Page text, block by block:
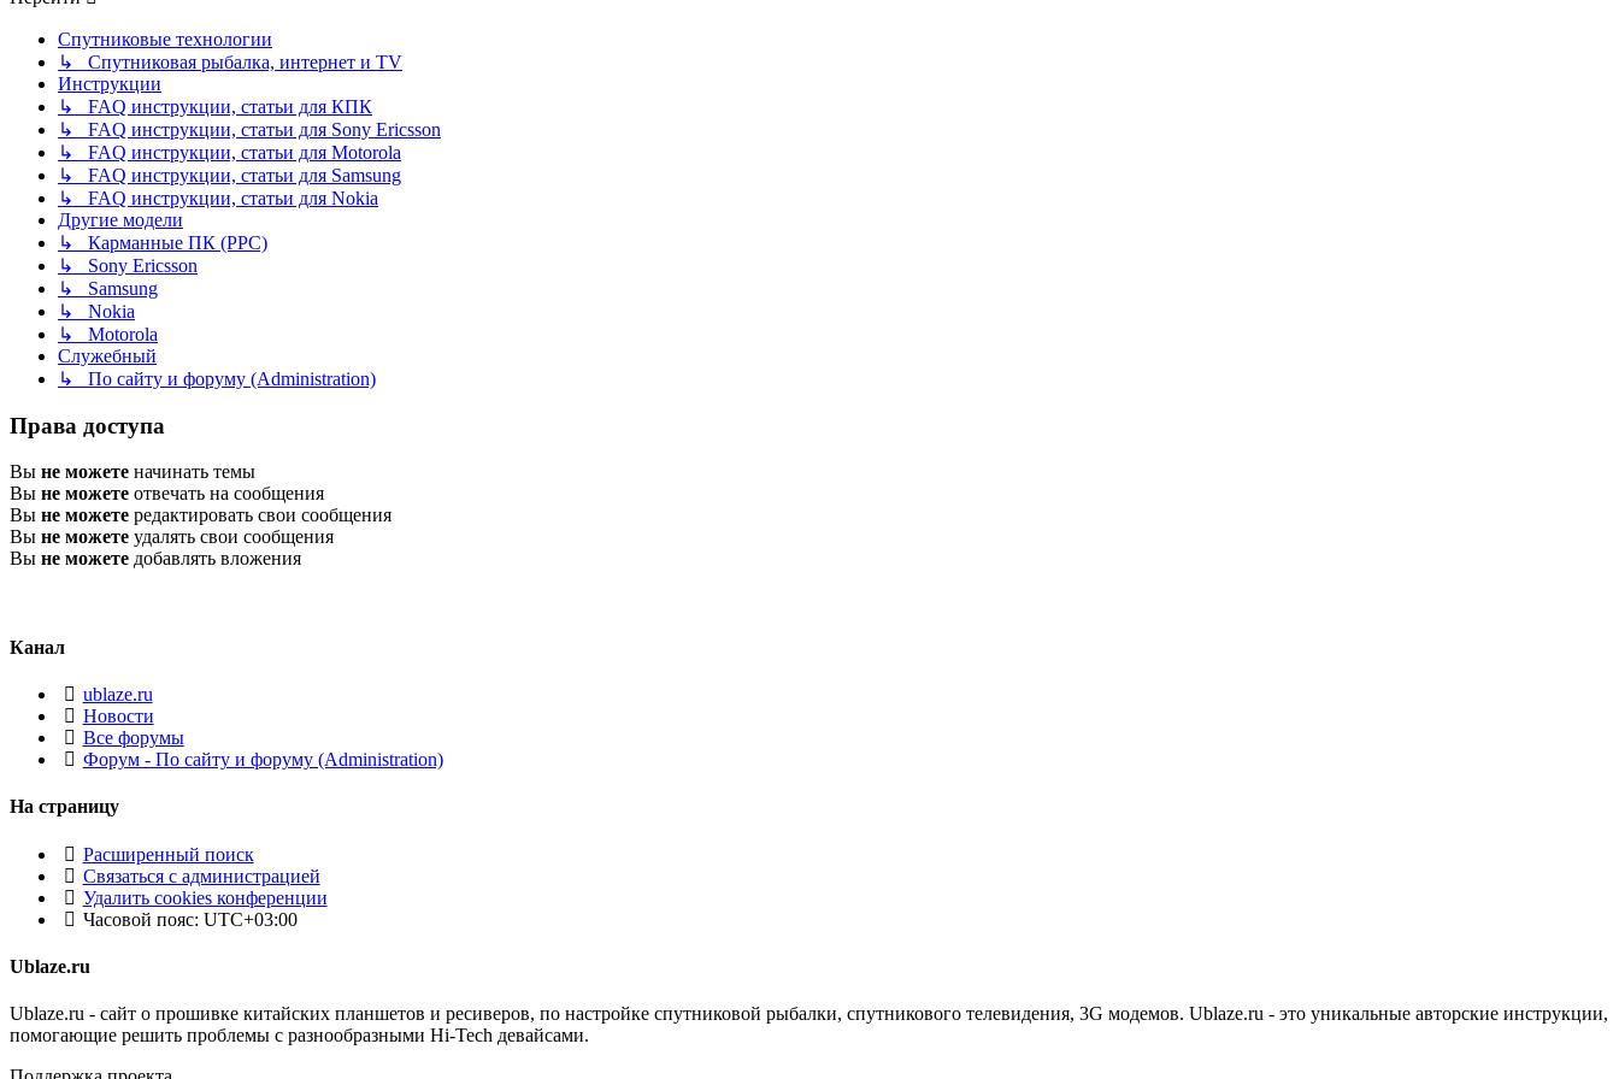
Спутниковые технологии
↳ Спутниковая рыбалка, интернет и TV
Инструкции
↳ FAQ инструкции, статьи для КПК
↳ FAQ инструкции, статьи для Sony Ericsson
↳ FAQ инструкции, статьи для Motorola
↳ FAQ инструкции, статьи для Samsung
↳ FAQ инструкции, статьи для Nokia
Другие модели
↳ Карманные ПК (PPC)
↳ Sony Ericsson
↳ Samsung
↳ Nokia
↳ Motorola
Служебный
↳ По сайту и форуму (Administration)
Права доступа
Вы не можете начинать темы
Вы не можете отвечать на сообщения
Вы не можете редактировать свои сообщения
Вы не можете удалять свои сообщения
Вы не можете добавлять вложения
Канал
ublaze.ru
Новости
Все форумы
Форум - По сайту и форуму (Administration)
На страницу
Расширенный поиск
Связаться с администрацией
Удалить cookies конференции
Часовой пояс: UTC+03:00
Ublaze.ru
Ublaze.ru - сайт о прошивке китайских планшетов и ресиверов, по настройке спутниковой рыбалки, спутникового телевидения, 3G модемов. Ublaze.ru - это уникальные авторские инструкции,
помогающие решить проблемы с разнообразными Hi-Tech девайсами.